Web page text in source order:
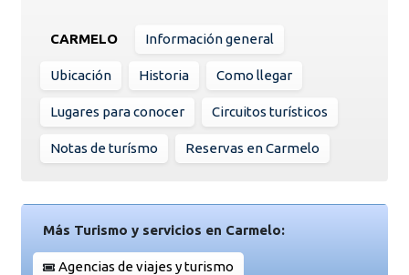
CARMELO Información general
Ubicación Historia Como llegar
Lugares para conocer Circuitos turísticos
Notas de turísmo Reservas en Carmelo
Más Turismo y servicios en Carmelo:
Agencias de viajes y turismo